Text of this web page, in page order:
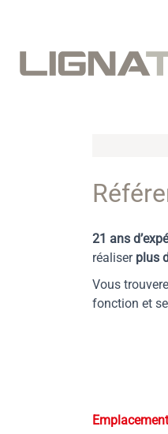
21 ans
réaliserplus
Vous
fonction et
Emplacement